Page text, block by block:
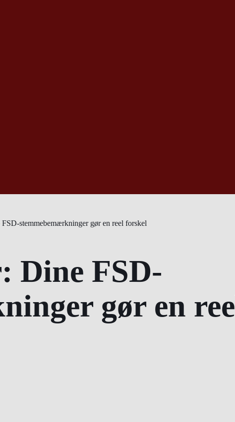
stemmebemærkninger gør en reel forskel
Dine FSD-
gør en